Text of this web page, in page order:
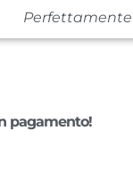
pagamento!